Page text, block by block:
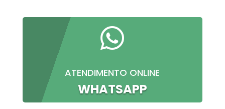

ATENDIMENTO ONLINE
WHATSAPP